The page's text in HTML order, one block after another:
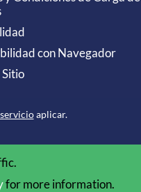
con Navegador
aplicar.
for more information.